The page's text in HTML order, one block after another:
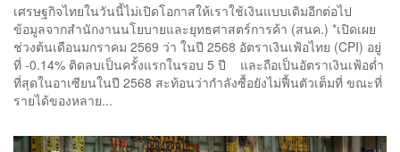
เศรษฐกิจไทยในวันนี้ไม่เปิดโอกาสให้เราใช้เงินแบบเดิมอีกต่อไป
ข้อมูลจากสำนักงานนโยบายและยุทธศาสตร์การค้า (สนค.) *เปิดเผย
ช่วงต้นเดือนมกราคม 2569 ว่า ในปี 2568 อัตราเงินเฟ้อไทย (CPI) อยู่
ที่ -0.14% ติดลบเป็นครั้งแรกในรอบ 5 ปี และถือเป็นอัตราเงินเฟ้อต่ำ
ที่สุดในอาเซียนในปี 2568 สะท้อนว่ากำลังซื้อยังไม่ฟื้นตัวเต็มที่ ขณะที่
รายได้ของหลาย...